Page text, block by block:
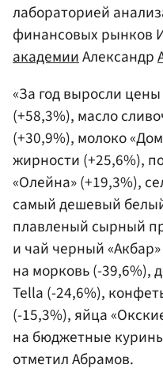
лабораторией
финансовых рынков
академииАлександр
«За год выросли
(+58,3%), масло
(+30,9%), молоко
жирности (+25,6%),
«Олейна» (+19,3%),
самый дешевый
плавленый сырный
и чай черный
на морковь (-39,6%),
Tella (-24,6%),
(-15,3%), яйца
на бюджетные
отметил Абрамов.